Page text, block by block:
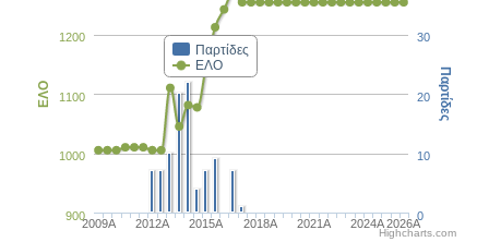
Παρτίδες
ΕΛΟ
2009A 2012A 2015A 2018A 2021A 2024A2026A
900
1000
1100
1200
ΕΛΟ
0
10
20
30
Παρτίδες
Highcharts.com